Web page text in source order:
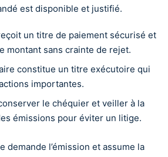
est disponible et justifié.
un titre de paiement sécurisé et
montant sans crainte de rejet.
constitue un titre exécutoire qui
importantes.
le chéquier et veiller à la
émissions pour éviter un litige.
demande l’émission et assume la